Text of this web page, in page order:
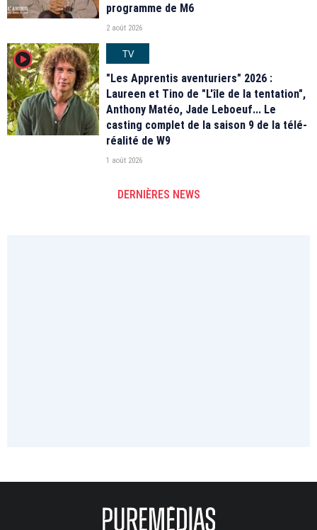
programme de M6
2 août 2026
player2
TV
"Les Apprentis aventuriers" 2026 :
Laureen et Tino de "L'île de la tentation",
Anthony Matéo, Jade Leboeuf... Le
casting complet de la saison 9 de la télé-
réalité de W9
1 août 2026
DERNIÈRES NEWS